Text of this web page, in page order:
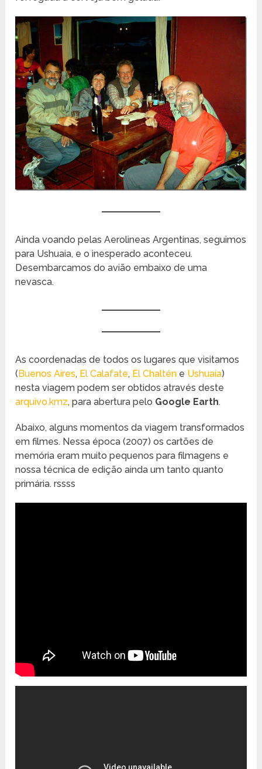
Ainda voando pelas Aerolineas Argentinas, seguimos
para Ushuaia, e o inesperado aconteceu.
Desembarcamos do avião embaixo de uma
nevasca.
As coordenadas de todos os lugares que visitamos
(Buenos Aires, El Calafate, El Chaltén e Ushuaia)
nesta viagem podem ser obtidos através deste
arquivo.kmz, para abertura pelo Google Earth.
Abaixo, alguns momentos da viagem transformados
em filmes. Nessa época (2007) os cartões de
memória eram muito pequenos para filmagens e
nossa técnica de edição ainda um tanto quanto
primária. rssss